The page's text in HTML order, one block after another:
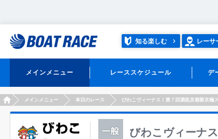
知る楽しむ レーサ
メインメニュー レーススケジュール デ
HOMEメインメニュー 本日のレース びわこヴィーナス！第７回酒処京都新京極
びわこヴィーナ